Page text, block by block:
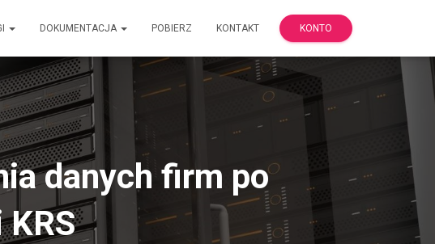
DOKUMENTACJA POBIERZ KONTAKT KONTO
danych firm po
KRS